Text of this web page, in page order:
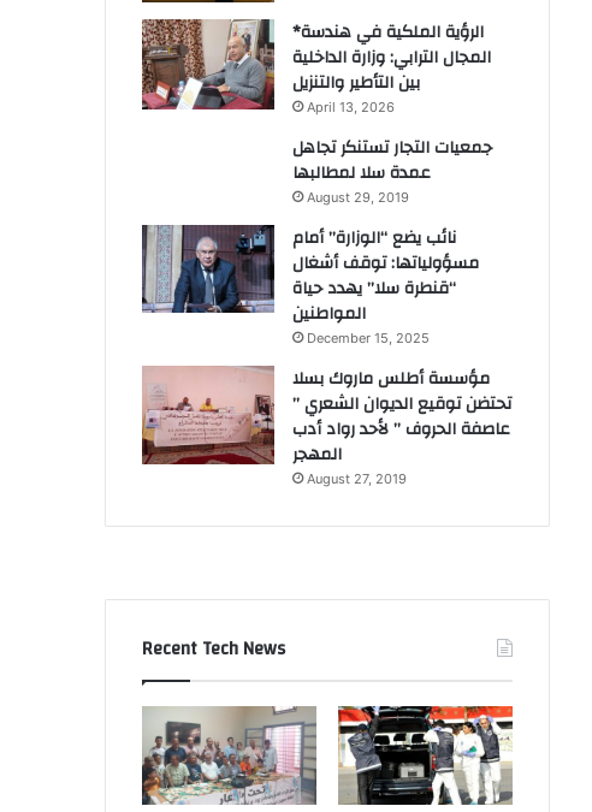
*الرؤية الملكية في هندسة
المجال الترابي: وزارة الداخلية
بين التأطير والتنزيل
April 13, 2026
جمعيات التجار تستنكر تجاهل
عمدة سلا لمطالبها
August 29, 2019
نائب يضع “الوزارة” أمام
مسؤولياتها: توقف أشغال
“قنطرة سلا” يهدد حياة
المواطنين
December 15, 2025
مؤسسة أطلس ماروك بسلا
تحتضن توقيع الديوان الشعري ”
عاصفة الحروف ” لأحد رواد أدب
المهجر
August 27, 2019
Recent Tech News